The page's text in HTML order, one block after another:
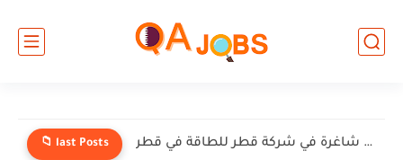
📁 last Posts وظائف شاغرة في شركة إنيرميك (EnerMech) في قطر